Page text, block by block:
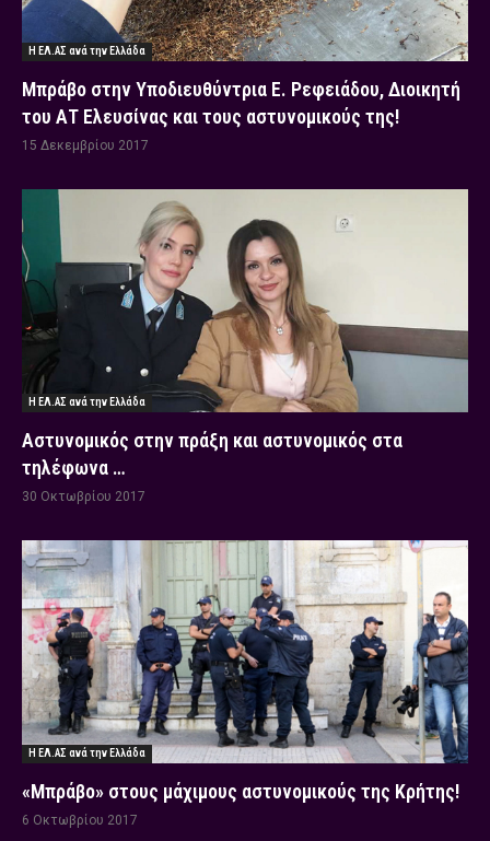
Η ΕΛ.ΑΣ ανά την Ελλάδα
Μπράβο στην Υποδιευθύντρια Ε. Ρεφειάδου, Διοικητή
του ΑΤ Ελευσίνας και τους αστυνομικούς της!
15 Δεκεμβρίου 2017
Η ΕΛ.ΑΣ ανά την Ελλάδα
Αστυνομικός στην πράξη και αστυνομικός στα
τηλέφωνα …
30 Οκτωβρίου 2017
Η ΕΛ.ΑΣ ανά την Ελλάδα
«Μπράβο» στους μάχιμους αστυνομικούς της Κρήτης!
6 Οκτωβρίου 2017